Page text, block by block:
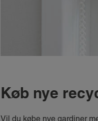
Køb nye
Vil du købe nye gardiner